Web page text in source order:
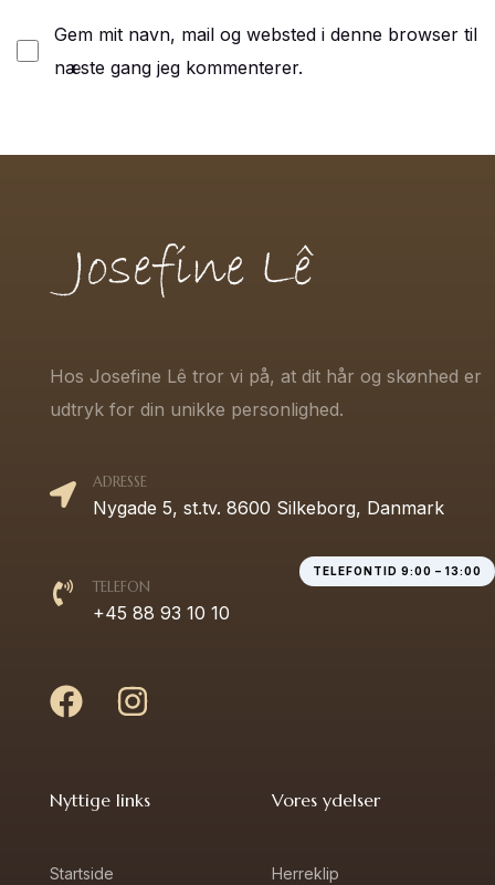
Gem mit navn, mail og websted i denne browser til
næste gang jeg kommenterer.
Hos Josefine Lê tror vi på, at dit hår og skønhed er
udtryk for din unikke personlighed.
ADRESSE
Nygade 5, st.tv. 8600 Silkeborg, Danmark
TELEFONTID 9:00 – 13:00
TELEFON
+45 88 93 10 10
Nyttige links
Startside
Vores ydelser
Herreklip